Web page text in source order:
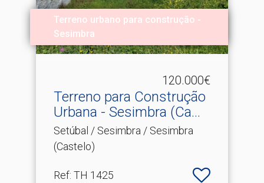
Terreno urbano para construção -
Sesimbra
120.000€
Terreno para Construção
Urbana - Sesimbra (Ca.​..
Setúbal / Sesimbra / Sesimbra
(Castelo)
Ref: TH 1425